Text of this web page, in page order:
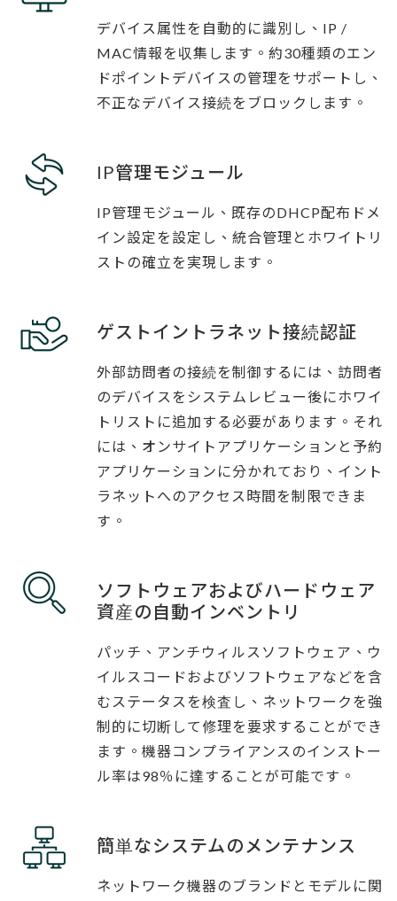
デバイス属性を自動的に識別し、IP /
MAC情報を収集します。約30種類のエン
ドポイントデバイスの管理をサポートし、
不正なデバイス接続をブロックします。
IP管理モジュール
IP管理モジュール、既存のDHCP配布ドメ
イン設定を設定し、統合管理とホワイトリ
ストの確立を実現します。
ゲストイントラネット接続認証
外部訪問者の接続を制御するには、訪問者
のデバイスをシステムレビュー後にホワイ
トリストに追加する必要があります。それ
には、オンサイトアプリケーションと予約
アプリケーションに分かれており、イント
ラネットへのアクセス時間を制限できま
す。
ソフトウェアおよびハードウェア
資産の自動インベントリ
パッチ、アンチウィルスソフトウェア、ウ
イルスコードおよびソフトウェアなどを含
むステータスを検査し、ネットワークを強
制的に切断して修理を要求することができ
ます。機器コンプライアンスのインストー
ル率は98％に達することが可能です。
簡単なシステムのメンテナンス
ネットワーク機器のブランドとモデルに関